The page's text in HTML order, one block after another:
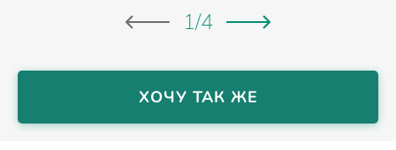
1/4
ХОЧУ ТАК ЖЕ